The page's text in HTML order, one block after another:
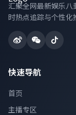
汇聚全网最新娱乐
时热点追踪与个性化
快速导航
首页
主播专区